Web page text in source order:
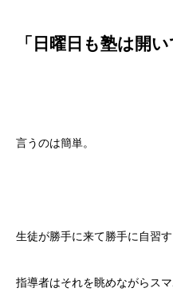
「日曜日も塾は開
言うのは簡単。
生徒が勝手に来て勝手に自習す
指導者はそれを眺めながらスマ